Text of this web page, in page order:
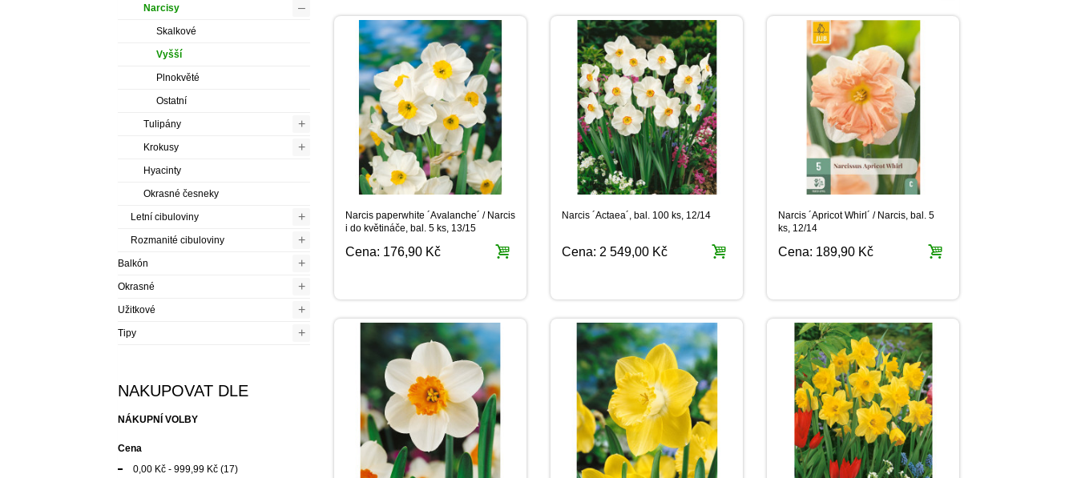
Narcis paperwhite ´Avalanche´ / Narcis
i do květináče, bal. 5 ks, 13/15
Cena: 176,90 Kč
Narcis ´Actaea´, bal. 100 ks, 12/14
Cena: 2 549,00 Kč
Narcis ´Apricot Whirl´ / Narcis, bal. 5
ks, 12/14
Cena: 189,90 Kč
Narcisy –
Skalkové
Vyšší
Plnokvěté
Ostatní
Tulipány +
Krokusy +
Hyacinty
Okrasné česneky
Letní cibuloviny +
Rozmanité cibuloviny +
Balkón +
Okrasné +
Užitkové +
Tipy +
NAKUPOVAT DLE
NÁKUPNÍ VOLBY
Cena
0,00 Kč - 999,99 Kč (17)